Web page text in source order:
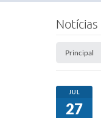
Notícias
Principal
JUL
27